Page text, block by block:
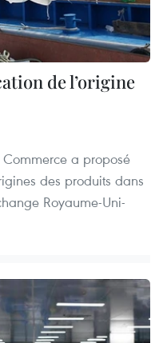
de l’origine
Commerce a proposé
des produits dans
Royaume-Uni-